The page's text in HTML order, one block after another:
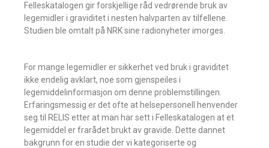
Felleskatalogen gir forskjellige råd vedrørende bruk av
legemidler i graviditet i nesten halvparten av tilfellene.
Studien ble omtalt på NRK sine radionyheter imorges.
For mange legemidler er sikkerhet ved bruk i graviditet
ikke endelig avklart, noe som gjenspeiles i
legemiddelinformasjon om denne problemstillingen.
Erfaringsmessig er det ofte at helsepersonell henvender
seg til RELIS etter at man har sett i Felleskatalogen at et
legemiddel er frarådet brukt av gravide. Dette dannet
bakgrunn for en studie der vi kategoriserte og